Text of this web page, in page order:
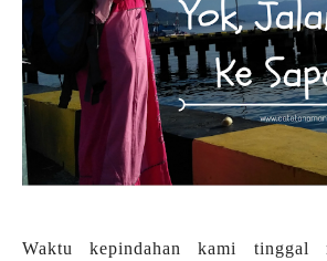
Waktu kepindahan kami tinggal